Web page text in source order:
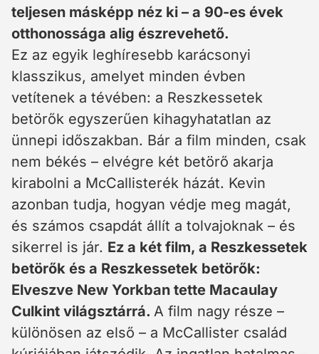
teljesen másképp néz ki – a 90-es évek
otthonossága alig észrevehető.
Ez az egyik leghíresebb karácsonyi
klasszikus, amelyet minden évben
vetítenek a tévében: a Reszkessetek
betörők egyszerűen kihagyhatatlan az
ünnepi időszakban. Bár a film minden, csak
nem békés – elvégre két betörő akarja
kirabolni a McCallisterék házát. Kevin
azonban tudja, hogyan védje meg magát,
és számos csapdát állít a tolvajoknak – és
sikerrel is jár. Ez a két film, a Reszkessetek
betörők és a Reszkessetek betörők:
Elveszve New Yorkban tette Macaulay
Culkint világsztárrá. A film nagy része –
különösen az első – a McCallister család